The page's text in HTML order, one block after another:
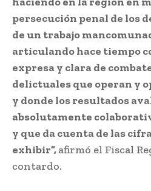
persecución penal de los
de un trabajo
articulando hace tiempo
expresa y clara de
delictuales que operan y
y donde los resultados
absolutamente
y que da cuenta de las
exhibir”,afirmó el Fiscal
contardo.